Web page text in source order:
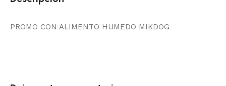
PROMO CON ALIMENTO HUMEDO MIKDOG